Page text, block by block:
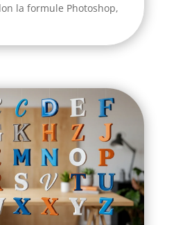
la formule Photoshop,